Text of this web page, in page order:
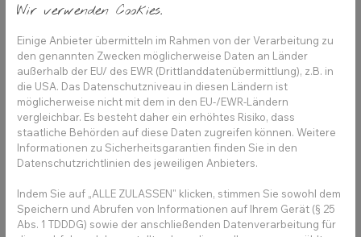
Shortcut Unternehmensbezeichnung 2: {UB2}
Shortcut Hashtags: {#}
Shortcut Ort: {O}
Tipp: Gerade wiederkehrende Hashtags für
den Einsatz in Social Media Teasern lassen sich
sehr gut mit den Platzhaltern vereinfachen.
müssen die Hashtags (#) stets mit
eingegeben werden, z. B. #Praxisname #Ort.
Wir verwenden Cookies.
Einige Anbieter übermitteln im Rahmen von der Verarbeitung zu
den genannten Zwecken möglicherweise Daten an Länder
außerhalb der EU/ des EWR (Drittlanddatenübermittlung), z.B. in
die USA. Das Datenschutzniveau in diesen Ländern ist
möglicherweise nicht mit dem in den EU-/EWR-Ländern
vergleichbar. Es besteht daher ein erhöhtes Risiko, dass
staatliche Behörden auf diese Daten zugreifen können. Weitere
Informationen zu Sicherheitsgarantien finden Sie in den
Datenschutzrichtlinien des jeweiligen Anbieters.
Indem Sie auf „ALLE ZULASSEN" klicken, stimmen Sie sowohl dem
Speichern und Abrufen von Informationen auf Ihrem Gerät (§ 25
Abs. 1 TDDDG) sowie der anschließenden Datenverarbeitung für